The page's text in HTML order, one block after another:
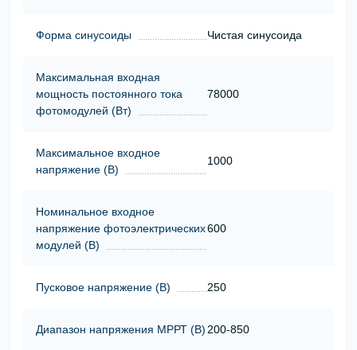
Форма синусоиды Чистая синусоида
Максимальная входная
мощность постоянного тока
фотомодулей (Вт)
78000
Максимальное входное
напряжение (В)
1000
Номинальное входное
напряжение фотоэлектрических
модулей (В)
600
Пусковое напряжение (В) 250
Диапазон напряжения МРРТ (В) 200-850